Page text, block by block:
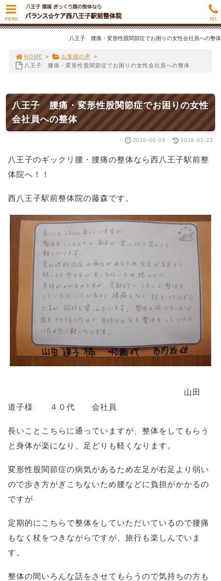
八王子 腰痛・変形性股関節症でお困りの女性会社員への整体
HOME > お客様の声 >
八王子 腰痛・変形性股関節症でお困りの女性会社員への整体
八王子 腰痛・変形性股関節症でお困りの女性
会社員への整体
2015-06-04 2018-01-23
八王子のギックリ腰・腰痛の整体なら西八王子駅前整
体院へ！！
西八王子駅前整体院の藤森です。
山田
道子様 ４０代 会社員
長いことこちらに通っていますが、整体をしてもらう
と身体が楽になり、足どりも軽くなります。
変形性股関節症の病気があるため左足が右足より弱い
ので歩き方がぎこちないため腰などに負担がかかるの
ですが
定期的にこちらで整体をしていただいているので腰痛
もなく杖をつきながらですが、旅行も楽しんでいま
す。
整体の間いろんな話をさせてもらうので気持ちの方も
MENU TEL